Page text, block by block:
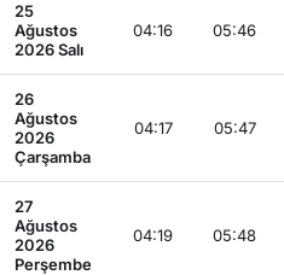
25
Ağustos
2026 Salı
04:16 05:46
26
Ağustos
2026
Çarşamba
04:17 05:47
27
Ağustos
2026
Perşembe
04:19 05:48